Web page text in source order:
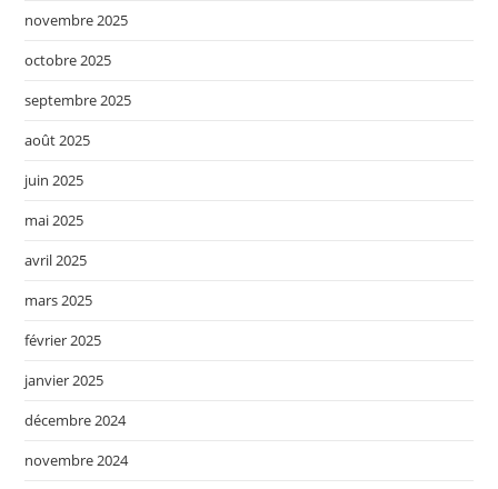
novembre 2025
octobre 2025
septembre 2025
août 2025
juin 2025
mai 2025
avril 2025
mars 2025
février 2025
janvier 2025
décembre 2024
novembre 2024